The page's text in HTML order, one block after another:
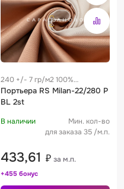
240 +/- 7 гр/м2 100%
полиэстер
Портьера RS Milan-22/280 P
BL 2st
В наличии
Мин. кол-во
для заказа 35 /м.п.
433,61 ₽ за м.п.
+455 бонус